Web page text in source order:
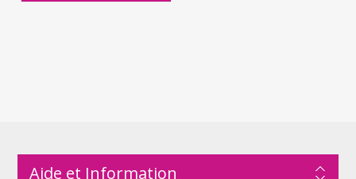
Aide et Information